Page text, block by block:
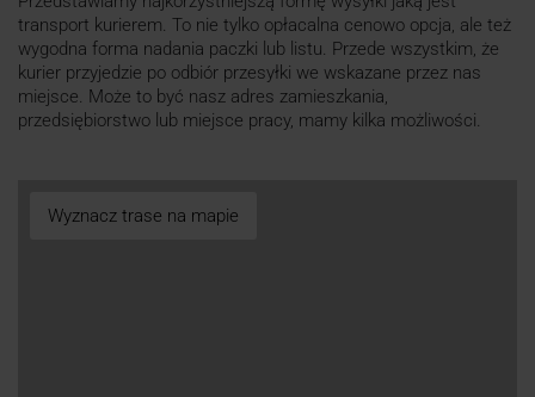
transport kurierem. To nie tylko opłacalna cenowo opcja, ale też
wygodna forma nadania paczki lub listu. Przede wszystkim, że
kurier przyjedzie po odbiór przesyłki we wskazane przez nas
miejsce. Może to być nasz adres zamieszkania,
przedsiębiorstwo lub miejsce pracy, mamy kilka możliwości.
Wyznacz trase na mapie